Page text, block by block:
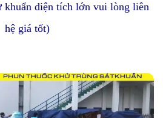
khuẩn diện tích lớn vui lòng liên
hệ giá tốt)